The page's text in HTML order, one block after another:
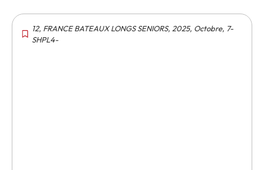
12, FRANCE BATEAUX LONGS SENIORS, 2025, Octobre, 7-
SHPL4-